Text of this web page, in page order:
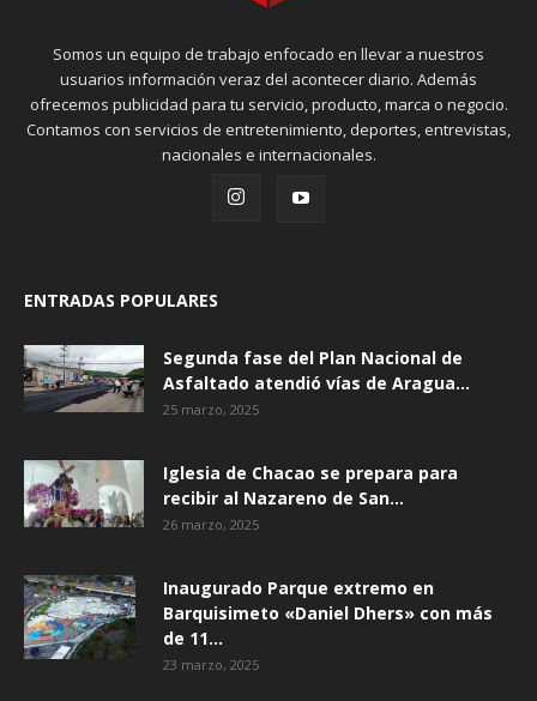
Somos un equipo de trabajo enfocado en llevar a nuestros
usuarios información veraz del acontecer diario. Además
ofrecemos publicidad para tu servicio, producto, marca o negocio.
Contamos con servicios de entretenimiento, deportes, entrevistas,
nacionales e internacionales.
ENTRADAS POPULARES
Segunda fase del Plan Nacional de
Asfaltado atendió vías de Aragua...
25 marzo, 2025
Iglesia de Chacao se prepara para
recibir al Nazareno de San...
26 marzo, 2025
Inaugurado Parque extremo en
Barquisimeto «Daniel Dhers» con más
de 11...
23 marzo, 2025